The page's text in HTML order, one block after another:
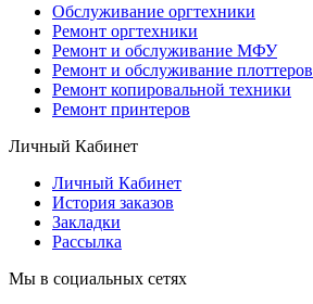
Обслуживание оргтехники
Ремонт оргтехники
Ремонт и обслуживание МФУ
Ремонт и обслуживание плоттеров
Ремонт копировальной техники
Ремонт принтеров
Личный Кабинет
Личный Кабинет
История заказов
Закладки
Рассылка
Мы в социальных сетях